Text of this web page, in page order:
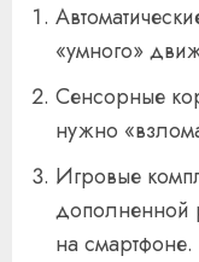
«умного»
Сенсорные
нужно
Игровые
дополненной
на смартфоне.